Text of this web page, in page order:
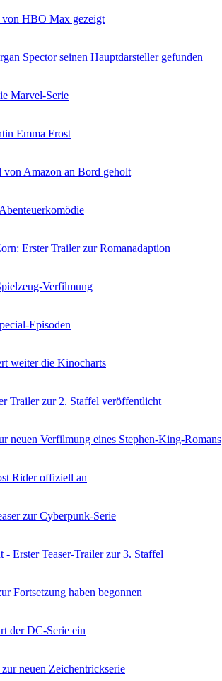
HBO Max gezeigt
Spector seinen Hauptdarsteller gefunden
Marvel-Serie
Emma Frost
Amazon an Bord geholt
Erster Trailer zur Romanadaption
Verfilmung
Episoden
weiter die Kinocharts
Trailer zur 2. Staffel veröffentlicht
neuen Verfilmung eines Stephen-King-Romans
Rider offiziell an
zur Cyberpunk-Serie
Erster Teaser-Trailer zur 3. Staffel
Fortsetzung haben begonnen
der DC-Serie ein
neuen Zeichentrickserie